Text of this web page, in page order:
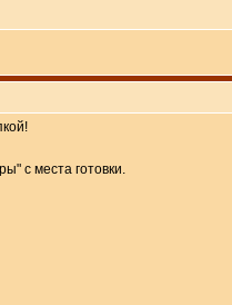
с места готовки.